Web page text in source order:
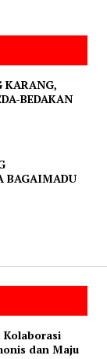
KARANG,
BEDAKAN
BAGAIMADU
Kolaborasi
dan Maju